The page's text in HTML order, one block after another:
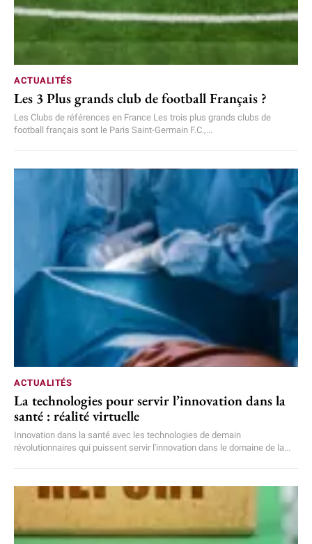
ACTUALITÉS
Les 3 Plus grands club de football Français ?
Les Clubs de références en France Les trois plus grands clubs de
football français sont le Paris Saint-Germain F.C.,...
ACTUALITÉS
La technologies pour servir l’innovation dans la
santé : réalité virtuelle
Innovation dans la santé avec les technologies de demain
révolutionnaires qui puissent servir l'innovation dans le domaine de la...